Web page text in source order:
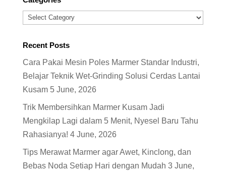
Categories
Recent Posts
Cara Pakai Mesin Poles Marmer Standar Industri,
Belajar Teknik Wet-Grinding Solusi Cerdas Lantai
Kusam 5 June, 2026
Trik Membersihkan Marmer Kusam Jadi
Mengkilap Lagi dalam 5 Menit, Nyesel Baru Tahu
Rahasianya! 4 June, 2026
Tips Merawat Marmer agar Awet, Kinclong, dan
Bebas Noda Setiap Hari dengan Mudah 3 June,